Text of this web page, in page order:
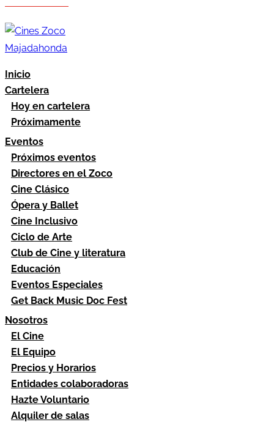
Inicio
Cartelera
Hoy en cartelera
Próximamente
Eventos
Próximos eventos
Directores en el Zoco
Cine Clásico
Ópera y Ballet
Cine Inclusivo
Ciclo de Arte
Club de Cine y literatura
Educación
Eventos Especiales
Get Back Music Doc Fest
Nosotros
El Cine
El Equipo
Precios y Horarios
Entidades colaboradoras
Hazte Voluntario
Alquiler de salas